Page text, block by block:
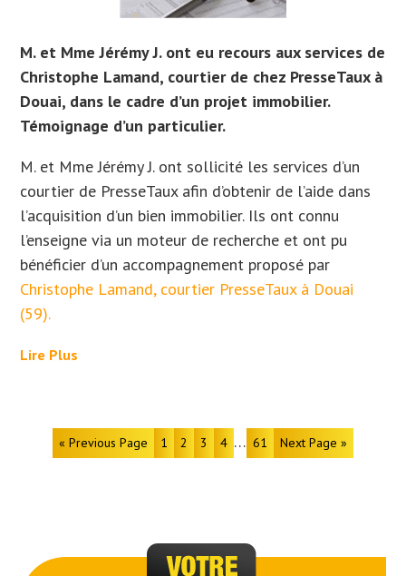
M. et Mme Jérémy J. ont eu recours aux services de
Christophe Lamand, courtier de chez PresseTaux à
Douai, dans le cadre d’un projet immobilier.
Témoignage d’un particulier.
M. et Mme Jérémy J. ont sollicité les services d’un
courtier de PresseTaux afin d’obtenir de l’aide dans
l’acquisition d’un bien immobilier. Ils ont connu
l’enseigne via un moteur de recherche et ont pu
bénéficier d’un accompagnement proposé par
Christophe Lamand, courtier PresseTaux à Douai
(59).
Lire Plus
« Previous Page 1 2 3 4 … 61 Next Page »